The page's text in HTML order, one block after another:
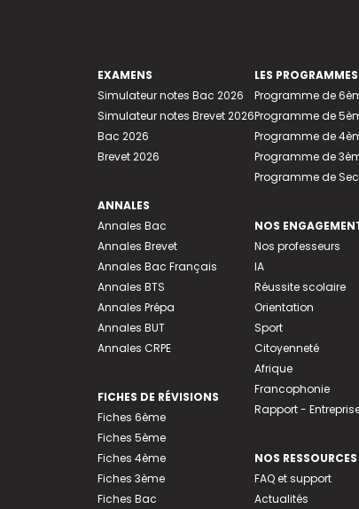
EXAMENS
Simulateur notes Bac 2026
Simulateur notes Brevet 2026
Bac 2026
Brevet 2026
ANNALES
Annales Bac
Annales Brevet
Annales Bac Français
Annales BTS
Annales Prépa
Annales BUT
Annales CRPE
FICHES DE RÉVISIONS
Fiches 6ème
Fiches 5ème
Fiches 4ème
Fiches 3ème
Fiches Bac
LES PROGRAMMES
Programme de
Programme de
Programme de
Programme de
Programme de
NOS
Nos professeurs
IA
Réussite scolaire
Orientation
Sport
Citoyenneté
Afrique
Francophonie
Rapport -
NOS RESSOURCES
FAQ et support
Actualités